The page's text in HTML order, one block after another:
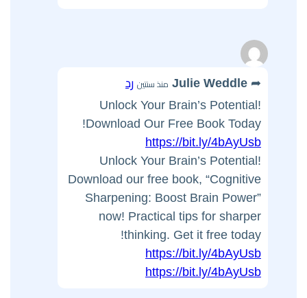
Julie Weddle منذ سنتين رد
Unlock Your Brain’s Potential!
Download Our Free Book Today!
https://bit.ly/4bAyUsb
Unlock Your Brain’s Potential!
Download our free book, “Cognitive
Sharpening: Boost Brain Power”
now! Practical tips for sharper
thinking. Get it free today!
https://bit.ly/4bAyUsb
https://bit.ly/4bAyUsb